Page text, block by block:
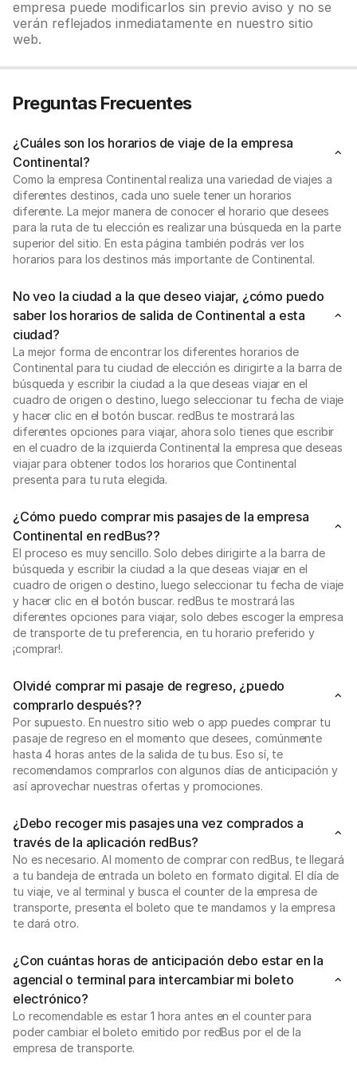
empresa puede modificarlos sin previo aviso y no se
verán reflejados inmediatamente en nuestro sitio
web.
Preguntas Frecuentes
¿Cuáles son los horarios de viaje de la empresa
Continental?
Como la empresa Continental realiza una variedad de viajes a
diferentes destinos, cada uno suele tener un horarios
diferente. La mejor manera de conocer el horario que desees
para la ruta de tu elección es realizar una búsqueda en la parte
superior del sitio. En esta página también podrás ver los
horarios para los destinos más importante de Continental.
No veo la ciudad a la que deseo viajar, ¿cómo puedo
saber los horarios de salida de Continental a esta
ciudad?
La mejor forma de encontrar los diferentes horarios de
Continental para tu ciudad de elección es dirigirte a la barra de
búsqueda y escribir la ciudad a la que deseas viajar en el
cuadro de origen o destino, luego seleccionar tu fecha de viaje
y hacer clic en el botón buscar. redBus te mostrará las
diferentes opciones para viajar, ahora solo tienes que escribir
en el cuadro de la izquierda Continental la empresa que deseas
viajar para obtener todos los horarios que Continental
presenta para tu ruta elegida.
¿Cómo puedo comprar mis pasajes de la empresa
Continental en redBus??
El proceso es muy sencillo. Solo debes dirigirte a la barra de
búsqueda y escribir la ciudad a la que deseas viajar en el
cuadro de origen o destino, luego seleccionar tu fecha de viaje
y hacer clic en el botón buscar. redBus te mostrará las
diferentes opciones para viajar, solo debes escoger la empresa
de transporte de tu preferencia, en tu horario preferido y
¡comprar!.
Olvidé comprar mi pasaje de regreso, ¿puedo
comprarlo después??
Por supuesto. En nuestro sitio web o app puedes comprar tu
pasaje de regreso en el momento que desees, comúnmente
hasta 4 horas antes de la salida de tu bus. Eso sí, te
recomendamos comprarlos con algunos días de anticipación y
así aprovechar nuestras ofertas y promociones.
¿Debo recoger mis pasajes una vez comprados a
través de la aplicación redBus?
No es necesario. Al momento de comprar con redBus, te llegará
a tu bandeja de entrada un boleto en formato digital. El día de
tu viaje, ve al terminal y busca el counter de la empresa de
transporte, presenta el boleto que te mandamos y la empresa
te dará otro.
¿Con cuántas horas de anticipación debo estar en la
agencial o terminal para intercambiar mi boleto
electrónico?
Lo recomendable es estar 1 hora antes en el counter para
poder cambiar el boleto emitido por redBus por el de la
empresa de transporte.